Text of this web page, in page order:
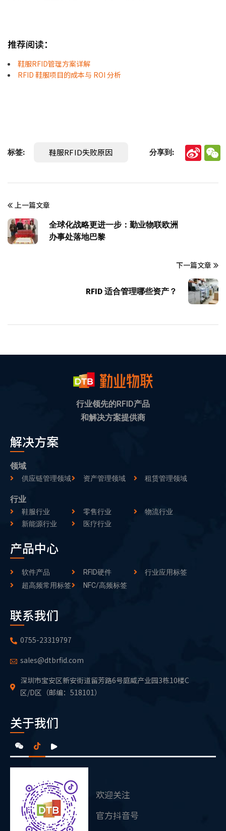
推荐阅读：
鞋服RFID管理方案详解
RFID 鞋服项目的成本与 ROI 分析
标签: 鞋服RFID失败原因 分享到:
上一篇文章
全球化战略更进一步：勤业物联欧洲
办事处落地巴黎
下一篇文章
RFID 适合管理哪些资产？
行业领先的RFID产品
和解决方案提供商
解决方案
领域
供应链管理领域 资产管理领域 租赁管理领域
行业
鞋服行业 零售行业
物流行业
新能源行业
医疗行业
产品中心
软件产品 RFID硬件
行业应用标签
超高频常用标签
NFC/高频标签
联系我们
0755-23319797
sales@dtbrfid.com
深圳市宝安区新安街道留芳路6号庭威产业园3栋10楼C
区/D区（邮编：518101）
关于我们
欢迎关注
微信视频号